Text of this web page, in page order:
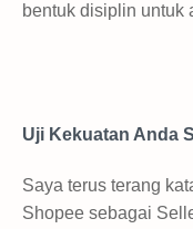
bentuk disiplin untuk
Uji Kekuatan Anda
Saya terus terang
Shopee sebagai